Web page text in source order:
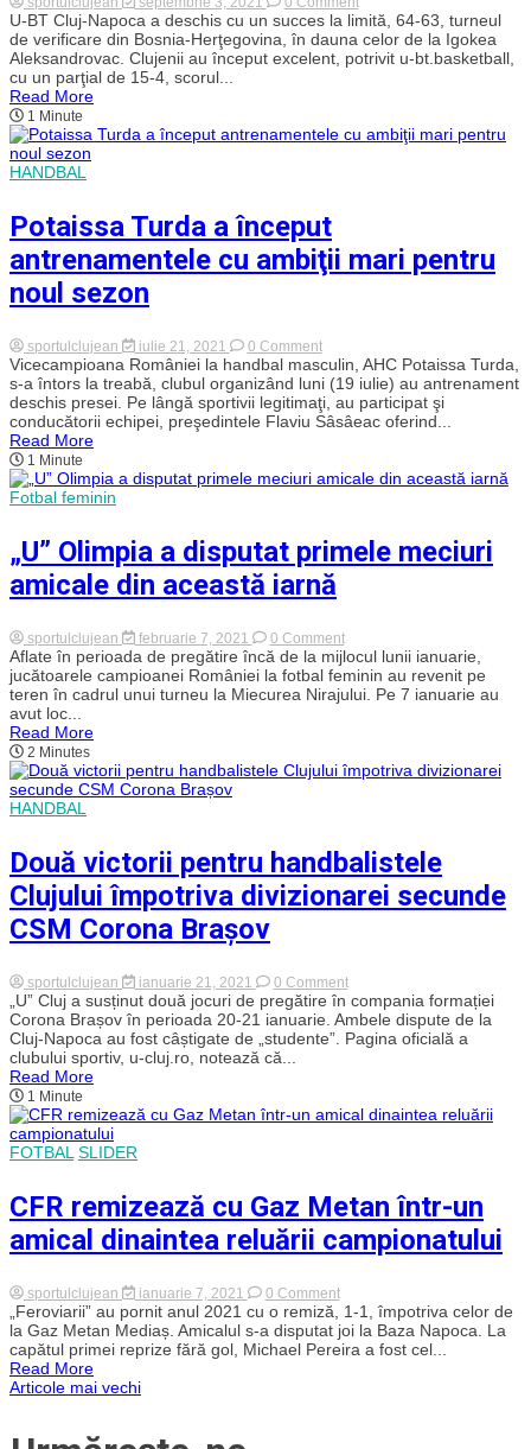
Revanşă
luată
de
clujeni!
învins
U-BT Cluj-Napoca a deschis cu un succes la limită, 64-63, turneul
de verificare din Bosnia-Herţegovina, în dauna celor de la Igokea
Aleksandrovac. Clujenii au început excelent, potrivit u-bt.basketball,
cu un parţial de 15-4, scorul...
Read More
1 Minute
HANDBAL
Potaissa Turda a început
antrenamentele cu ambiţii mari pentru
noul sezon
sportulclujean iulie 21, 2021 0 Commenton
Potaissa
Turda
a
început
antrenamentele
mari
Vicecampioana României la handbal masculin, AHC Potaissa Turda,
s-a întors la treabă, clubul organizând luni (19 iulie) au antrenament
deschis presei. Pe lângă sportivii legitimaţi, au participat şi
conducătorii echipei, preşedintele Flaviu Sâsâeac oferind...
Read More
1 Minute
Fotbal feminin
„U” Olimpia a disputat primele meciuri
amicale din această iarnă
sportulclujean februarie 7, 2021 0 Commenton
„U”
Olimpia
a
disputat
din
Aflate în perioada de pregătire încă de la mijlocul lunii ianuarie,
jucătoarele campioanei României la fotbal feminin au revenit pe
teren în cadrul unui turneu la Miecurea Nirajului. Pe 7 ianuarie au
avut loc...
Read More
2 Minutes
HANDBAL
Două victorii pentru handbalistele
Clujului împotriva divizionarei secunde
CSM Corona Brașov
sportulclujean ianuarie 21, 2021 0 Commenton
Două
victorii
pentru
handbalistele
secunde
„U” Cluj a susținut două jocuri de pregătire în compania formației
Corona Brașov în perioada 20-21 ianuarie. Ambele dispute de la
Cluj-Napoca au fost câștigate de „studente”. Pagina oficială a
clubului sportiv, u-cluj.ro, notează că...
Read More
1 Minute
FOTBAL SLIDER
CFR remizează cu Gaz Metan într-un
amical dinaintea reluării campionatului
sportulclujean ianuarie 7, 2021 0 Commenton
CFR
remizează
cu
Gaz
„Feroviarii” au pornit anul 2021 cu o remiză, 1-1, împotriva celor de
la Gaz Metan Mediaș. Amicalul s-a disputat joi la Baza Napoca. La
capătul primei reprize fără gol, Michael Pereira a fost cel...
Read More
Navigare
Articole mai vechi